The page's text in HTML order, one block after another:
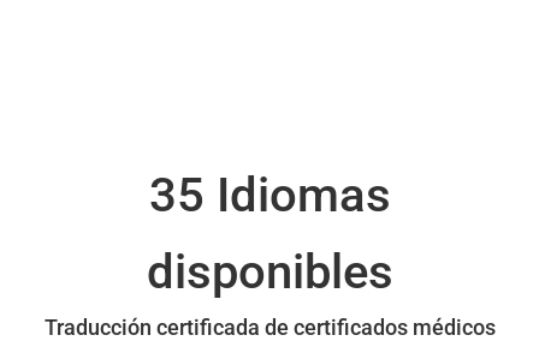
35 Idiomas
disponibles
Traducción certificada de certificados médicos